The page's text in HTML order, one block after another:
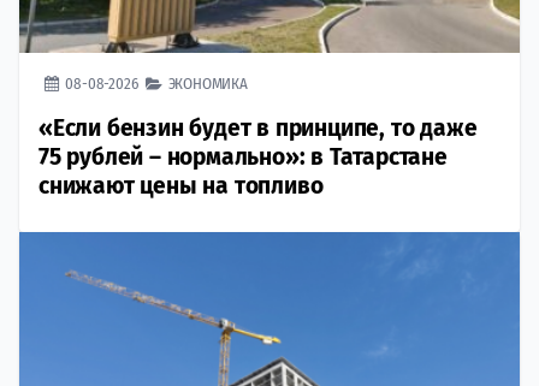
08-08-2026 ЭКОНОМИКА
«Если бензин будет в принципе, то даже
75 рублей – нормально»: в Татарстане
снижают цены на топливо